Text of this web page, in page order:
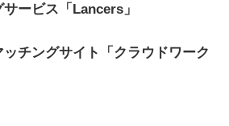
ービス「Lancers」
チングサイト「クラウドワーク